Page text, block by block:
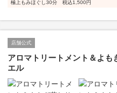
極上もみほぐし30分 税込1,500円
店舗公式
アロマトリートメント＆よも
エル